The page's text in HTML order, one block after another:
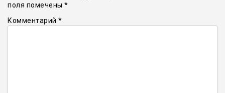
поля помечены *
Комментарий *